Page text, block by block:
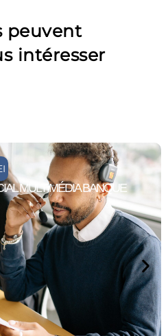
peuvent
intéresser
MULTIMÉDIA BANQUE